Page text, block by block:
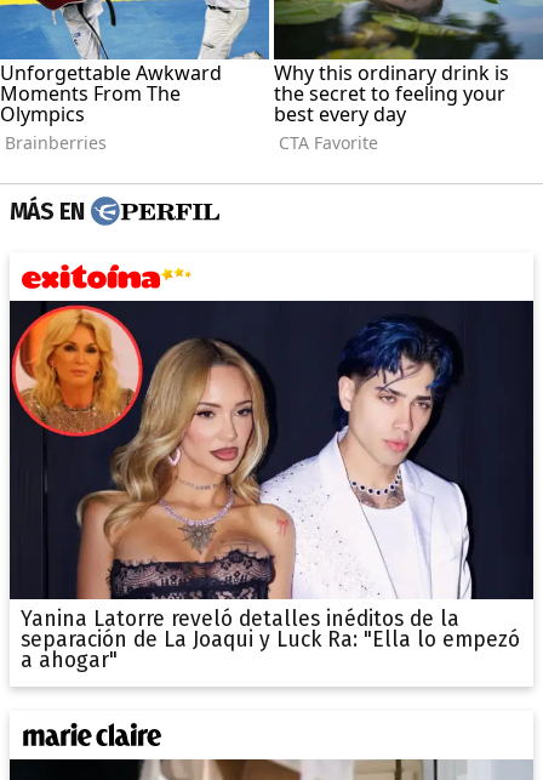
MÁS EN
Yanina Latorre reveló detalles inéditos de la
separación de La Joaqui y Luck Ra: "Ella lo empezó
a ahogar"